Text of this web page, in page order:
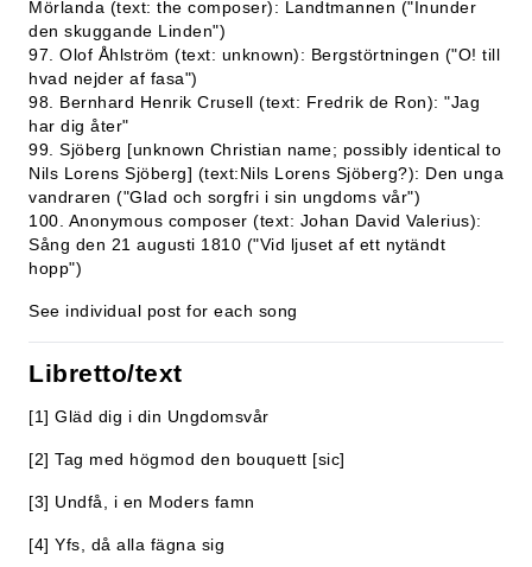
Mörlanda (text: the composer): Landtmannen ("Inunder
den skuggande Linden")
97. Olof Åhlström (text: unknown): Bergstörtningen ("O! till
hvad nejder af fasa")
98. Bernhard Henrik Crusell (text: Fredrik de Ron): "Jag
har dig åter"
99. Sjöberg [unknown Christian name; possibly identical to
Nils Lorens Sjöberg] (text:Nils Lorens Sjöberg?): Den unga
vandraren ("Glad och sorgfri i sin ungdoms vår")
100. Anonymous composer (text: Johan David Valerius):
Sång den 21 augusti 1810 ("Vid ljuset af ett nytändt
hopp")
See individual post for each song
Libretto/text
[1] Gläd dig i din Ungdomsvår
[2] Tag med högmod den bouquett [sic]
[3] Undfå, i en Moders famn
[4] Yfs, då alla fägna sig